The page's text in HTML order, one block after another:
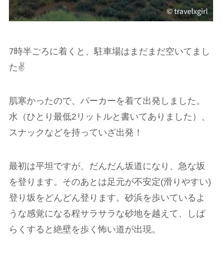
7時半ごろに着くと、駐車場はまだまだ空いてまし
た✌️
肌寒かったので、パーカーを着て出発しました。
水（ひとり最低2リットルと書いてありました）、
スナックなどを持っていざ出発！
最初は平坦ですが、だんだん坂道になり、急な坂
を登ります。そのあとは足元が不安定(滑りやすい)
登り坂をどんどん登ります。砂浜を歩いているよ
うな感覚になる程サラサラな砂地を越えて、しば
らくすると絶壁を歩く怖い道が出現。